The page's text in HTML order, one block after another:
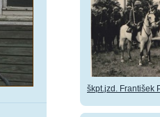
škpt.jzd. František